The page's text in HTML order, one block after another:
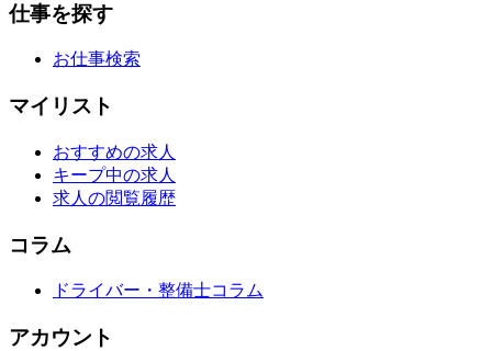
仕事を探す
お仕事検索
マイリスト
おすすめの求人
キープ中の求人
求人の閲覧履歴
コラム
ドライバー・整備士コラム
アカウント